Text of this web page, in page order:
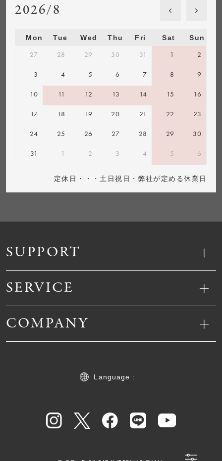
SUPPORT
SERVICE
COMPANY
Language :
2026/8
Mon Tue Wed Thu Fri Sat Sun
27 28 29 30 31 1 2
3 4 5 6 7 8 9
10 11 12 13 14 15 16
17 18 19 20 21 22 23
24 25 26 27 28 29 30
31 1 2 3 4 5 6
定休日・・・土日祝日・弊社が定める休業日